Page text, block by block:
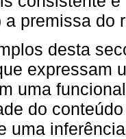
a premissa do
desta
expressam
uma
do
uma